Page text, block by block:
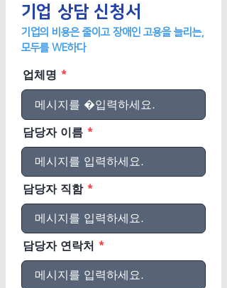
기업 상담 신청서
기업의 비용은 줄이고 장애인 고용을 늘리는,
모두를 WE하다
업체명
담당자 이름
담당자 직함
담당자 연락처